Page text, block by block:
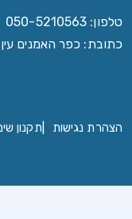
טלפון: 050-5210563
כתובת: כפר האמנים
הצהרת נגישות תקנון